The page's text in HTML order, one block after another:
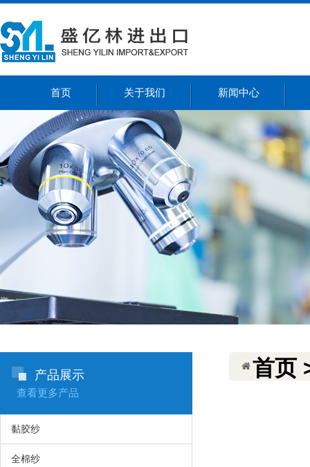
首页 关于我们 新闻中心
产品展示
查看更多产品
黏胶纱
全棉纱
首页